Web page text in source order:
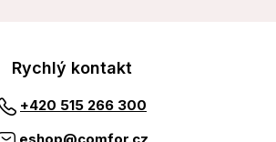
Rychlý kontakt
+420 515 266 300